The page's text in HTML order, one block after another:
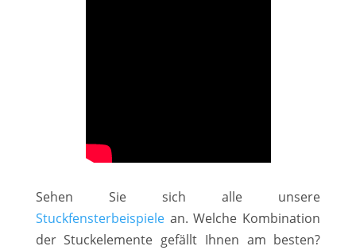
Sehen Sie sich alle unsere
Stuckfensterbeispielean. Welche Kombination
der Stuckelemente gefällt Ihnen am besten?